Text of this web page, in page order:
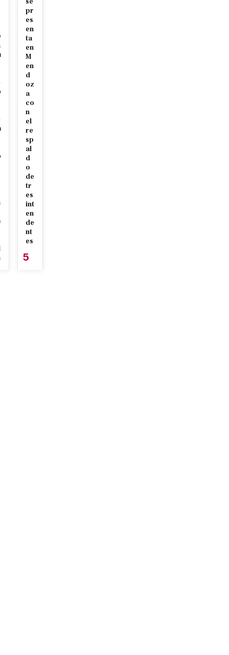
pr
es
en
ta
en
M
en
d
oz
a
co
n
el
re
sp
al
d
o
de
tr
es
int
en
de
nt
es
5